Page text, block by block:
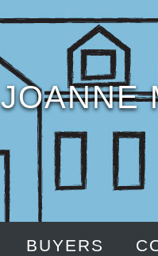
JOANNE
BUYERS